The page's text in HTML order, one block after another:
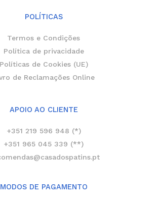
POLÍTICAS
Termos e Condições
Política de privacidade
Políticas de Cookies (UE)
de Reclamações Online
APOIO AO CLIENTE
+351 219 596 948 (*)
+351 965 045 339 (**)
MODOS DE PAGAMENTO